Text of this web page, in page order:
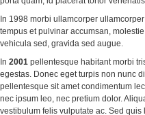
In 1998 morbi ullamcorper
tempus et pulvinar accumsan,
vehicula sed, gravida sed augue.
In 2001 pellentesque habitant morbi
egestas. Donec eget turpis non nunc
pellentesque sit amet condimentum
nec ipsum leo, nec pretium dolor.
vestibulum felis vulputate ac. Sed